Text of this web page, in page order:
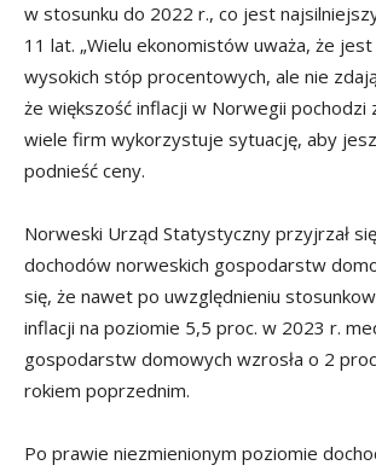
w stosunku do 2022 r., co jest
11 lat. „Wielu ekonomistów uważa, że
wysokich stóp procentowych, ale nie
że większość inflacji w Norwegii pochodzi
wiele firm wykorzystuje sytuację, aby
podnieść ceny.
Norweski Urząd Statystyczny przyjrzał
dochodów norweskich gospodarstw
się, że nawet po uwzględnieniu
inflacji na poziomie 5,5 proc. w 2023 r.
gospodarstw domowych wzrosła o 2
rokiem poprzednim.
Po prawie niezmienionym poziomie